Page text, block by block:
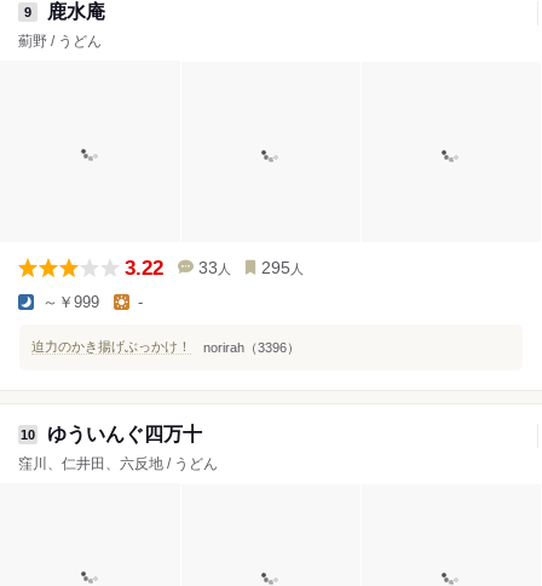
9 鹿水庵
薊野 / うどん
3.22 33 人 295 人
～￥999 -
迫力のかき揚げぶっかけ！ norirah（3396）
10 ゆういんぐ四万十
窪川、仁井田、六反地 / うどん